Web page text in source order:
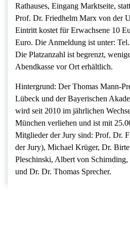
Rathauses, Eingang Marktseite,
Prof. Dr. Friedhelm Marx von der
Eintritt kostet für Erwachsene 10
Euro. Die Anmeldung ist unter:
Die Platzanzahl ist begrenzt,
Abendkasse vor Ort erhältlich.
Hintergrund: Der Thomas Mann-
Lübeck und der Bayerischen
wird seit 2010 im jährlichen
München verliehen und ist mit
Mitglieder der Jury sind: Prof. Dr.
der Jury), Michael Krüger, Dr.
Pleschinski, Albert von Schirnding,
und Dr. Dr. Thomas Sprecher.